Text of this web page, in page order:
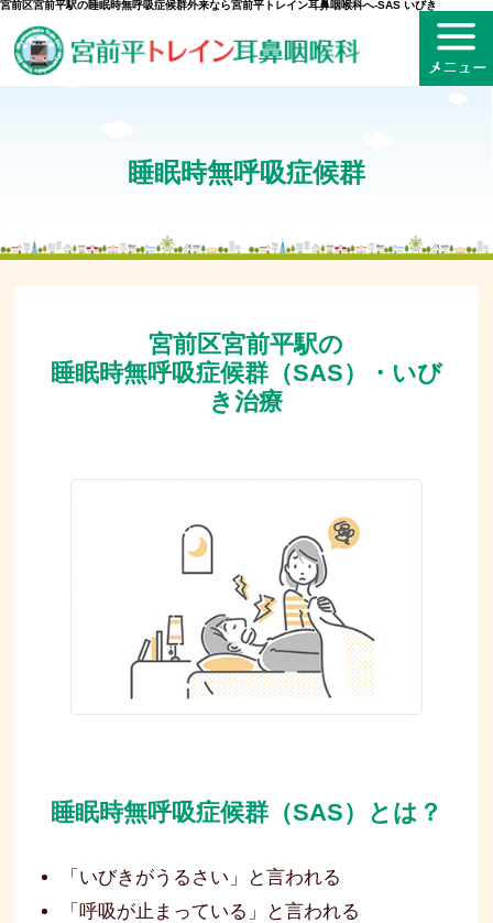
宮前区宮前平駅の睡眠時無呼吸症候群外来なら宮前平トレイン耳鼻咽喉科へ‐SAS いびき
睡眠時無呼吸症候群
宮前区宮前平駅の
睡眠時無呼吸症候群（SAS）・いび
き治療
睡眠時無呼吸症候群（SAS）とは？
「いびきがうるさい」と言われる
「呼吸が止まっている」と言われる